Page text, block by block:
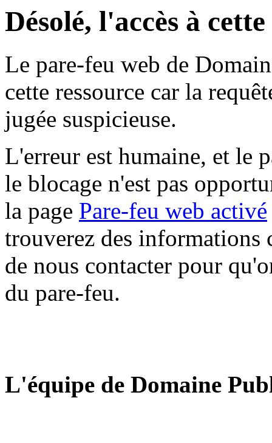
Désolé, l'accès à
Le pare-feu web de
cette ressource car la
jugée suspicieuse.
L'erreur est humaine, et le
le blocage n'est pas
la page Pare-feu web activé
trouverez des informations
de nous contacter pour
du pare-feu.
L'équipe de Domaine